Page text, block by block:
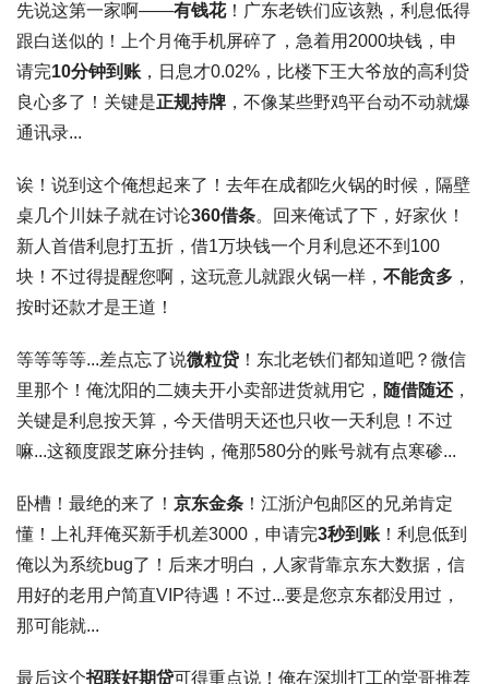
先说这第一家啊——有钱花！广东老铁们应该熟，利息低得
跟白送似的！上个月俺手机屏碎了，急着用2000块钱，申
请完10分钟到账 ，日息才0.02%，比楼下王大爷放的高利贷
良心多了！关键是正规持牌 ，不像某些野鸡平台动不动就爆
通讯录...
诶！说到这个俺想起来了！去年在成都吃火锅的时候，隔壁
桌几个川妹子就在讨论360借条。回来俺试了下，好家伙！
新人首借利息打五折 ，借1万块钱一个月利息还不到100
块！不过得提醒您啊，这玩意儿就跟火锅一样， 不能贪多 ，
按时还款才是王道！
等等等等...差点忘了说微粒贷 ！东北老铁们都知道吧？微信
里那个！俺沈阳的二姨夫开小卖部进货就用它， 随借随还，
关键是利息按天算 ，今天借明天还也只收一天利息！不过
嘛...这额度跟芝麻分挂钩，俺那580分的账号就有点寒碜...
卧槽！最绝的来了！ 京东金条 ！江浙沪包邮区的兄弟肯定
懂！上礼拜俺买新手机差3000，申请完3秒到账 ！利息低到
俺以为系统bug了！后来才明白，人家背靠京东大数据 ，信
用好的老用户简直VIP待遇！不过...要是您京东都没用过，
那可能就...
最后这个招联好期贷可得重点说！俺在深圳打工的堂哥推荐